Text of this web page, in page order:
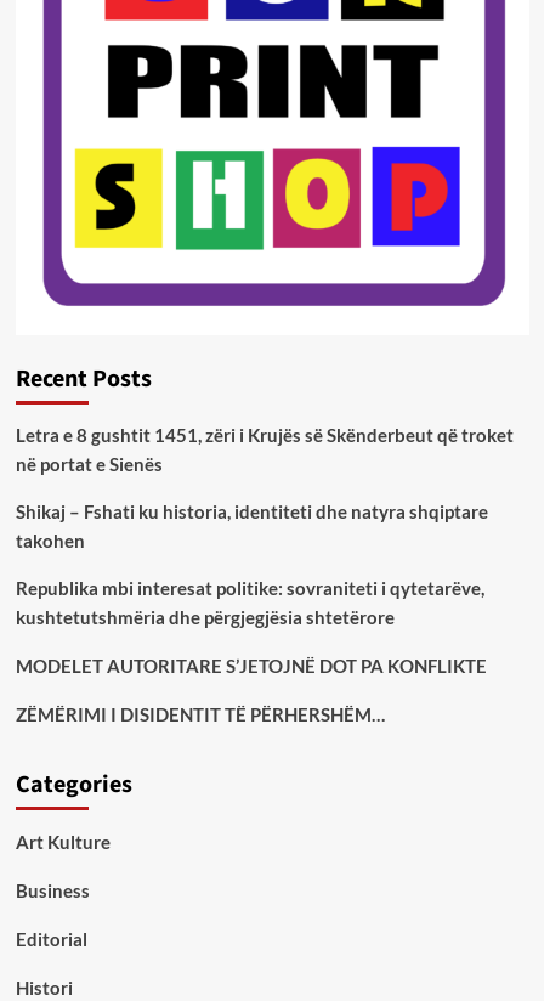
Recent Posts
Letra e 8 gushtit 1451, zëri i Krujës së Skënderbeut që troket
në portat e Sienës
Shikaj – Fshati ku historia, identiteti dhe natyra shqiptare
takohen
Republika mbi interesat politike: sovraniteti i qytetarëve,
kushtetutshmëria dhe përgjegjësia shtetërore
MODELET AUTORITARE S’JETOJNË DOT PA KONFLIKTE
ZËMËRIMI I DISIDENTIT TË PËRHERSHËM…
Categories
Art Kulture
Business
Editorial
Histori